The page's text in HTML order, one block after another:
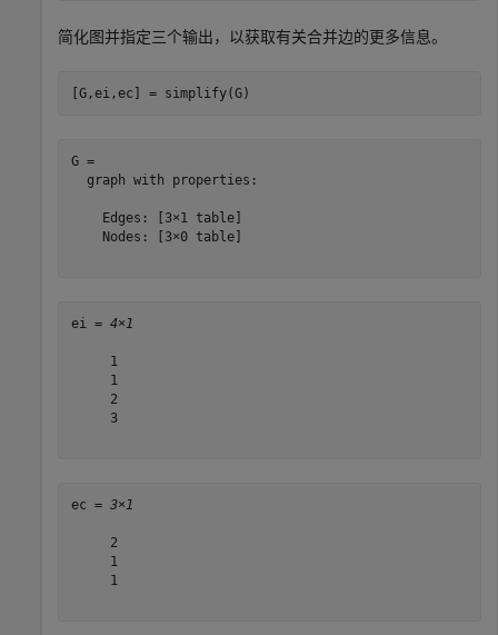
简化图并指定三个输出，以获取有关合并边的更多信息。
[G,ei,ec] = simplify(G)
G =
  graph with properties:
    Edges: [3×1 table]
    Nodes: [3×0 table]
ei = 4×1
     1
     1
     2
     3
ec = 3×1
     2
     1
     1